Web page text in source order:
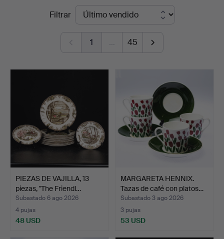
Filtrar
1 … 45
PIEZAS DE VAJILLA, 13
piezas, "The Friendl…
Subastado 6 ago 2026
4 pujas
48 USD
MARGARETA HENNIX.
Tazas de café con platos…
Subastado 3 ago 2026
3 pujas
53 USD